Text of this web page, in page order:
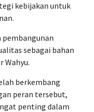
kebijakan untuk
pembangunan
sebagai bahan
Wahyu.
berkembang
peran tersebut,
penting dalam